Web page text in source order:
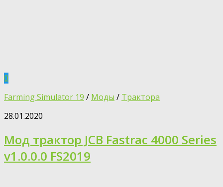
0
Farming Simulator 19 / Моды / Трактора
28.01.2020
Мод трактор JCB Fastrac 4000 Series
v1.0.0.0 FS2019